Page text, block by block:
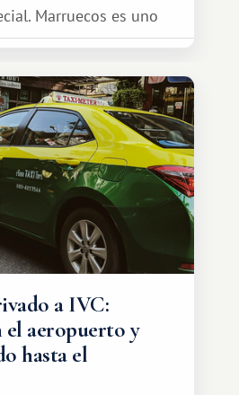
Marruecos es uno
a IVC:
el aeropuerto y
hasta el